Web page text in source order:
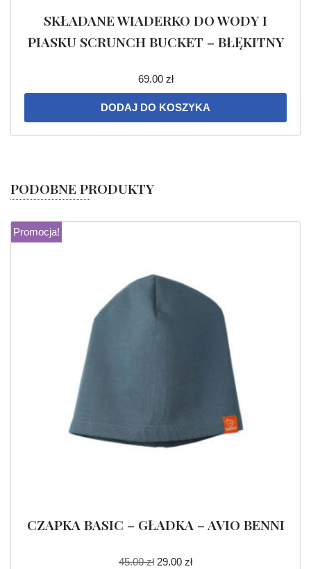
SKŁADANE WIADERKO DO WODY I
PIASKU SCRUNCH BUCKET – BŁĘKITNY
69.00 zł
DODAJ DO KOSZYKA
PODOBNE PRODUKTY
Promocja!
CZAPKA BASIC – GŁADKA – AVIO BENNI
45.00zł 29.00 zł